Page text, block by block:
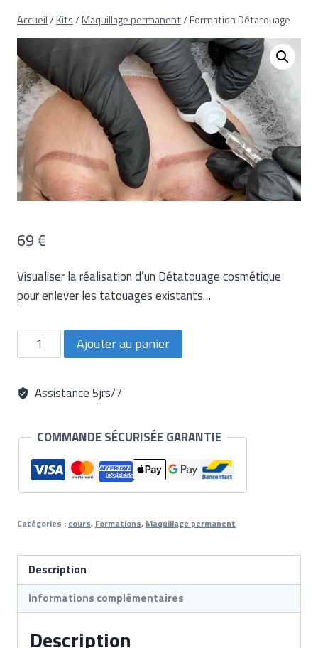
Accueil/Kits/Maquillage permanent/Formation Détatouage
69 €
Visualiser la réalisation d’un Détatouage cosmétique
pour enlever les tatouages existants…
Ajouter au panier
Assistance 5jrs/7
COMMANDE SÉCURISÉE GARANTIE
Catégories : cours, Formations, Maquillage permanent
Description
Informations complémentaires
Description